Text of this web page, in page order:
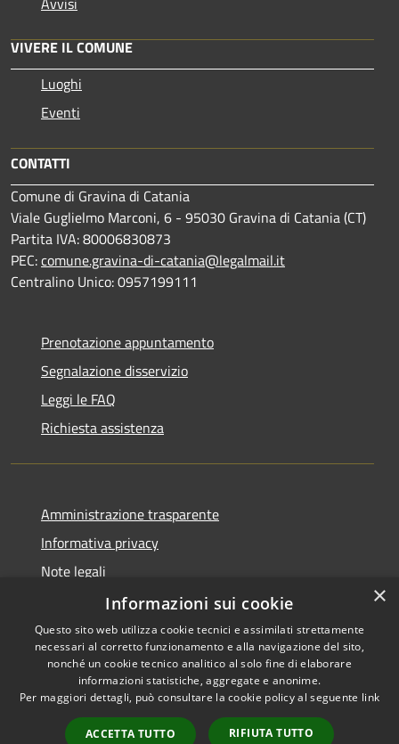
VIVERE IL COMUNE
Luoghi
Eventi
CONTATTI
Comune di Gravina di Catania
Viale Guglielmo Marconi, 6 - 95030 Gravina di Catania (CT)
Partita IVA: 80006830873
PEC:comune.gravina-di-catania@legalmail.it
Centralino Unico: 0957199111
Prenotazione appuntamento
Segnalazione disservizio
Leggi le FAQ
Richiesta assistenza
Amministrazione trasparente
Informativa privacy
Note legali
Dichiarazione di accessibilità
RSS
Accessibilità
Copyright © 2026 • Comune di
byMunicipium Accesso
×
Informazioni sui cookie
Questo sito web utilizza cookie tecnici e assimilati strettamente
necessari al corretto funzionamento e alla navigazione del sito,
nonché un cookie tecnico analitico al solo fine di elaborare
informazioni statistiche, aggregate e anonime.
Per maggiori dettagli, può consultare la cookie policy al seguente link
ACCETTA TUTTO RIFIUTA TUTTO